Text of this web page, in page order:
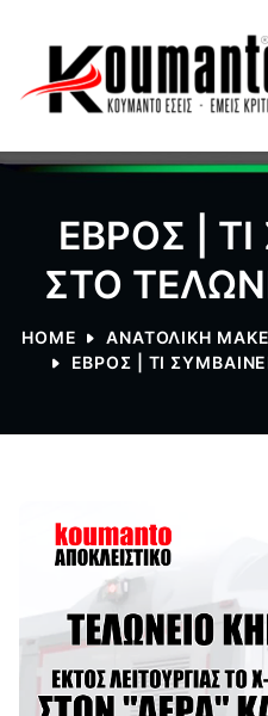
ΕΒΡΟΣ | ΤΙ
ΣΤΟ
HOME
ΑΝΑΤΟΛΙΚΗ
ΕΒΡΟΣ | ΤΙ